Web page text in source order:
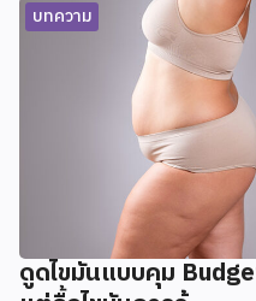
บทความ
ดูดไขมันแบบคุม